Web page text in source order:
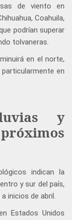
de viento en
Coahuila,
podrían superar
tolvaneras.
en el norte,
en
y
indican la
y sur del país,
inicios de abril.
Estados Unidos